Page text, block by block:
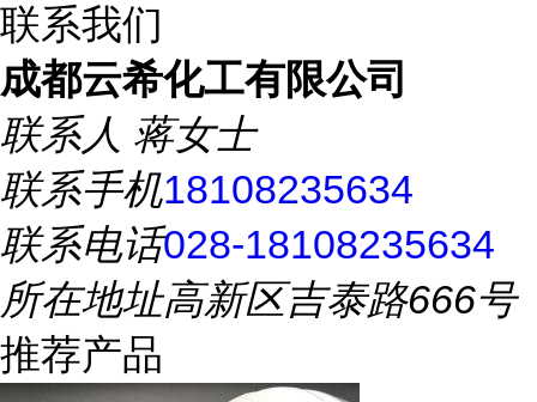
联系我们
成都云希化工有限公司
联系人 蒋女士
联系手机18108235634
联系电话028-18108235634
所在地址高新区吉泰路666号
推荐产品